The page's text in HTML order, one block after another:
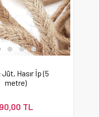
Jüt, Hasır İp (5
metre)
90,00 TL